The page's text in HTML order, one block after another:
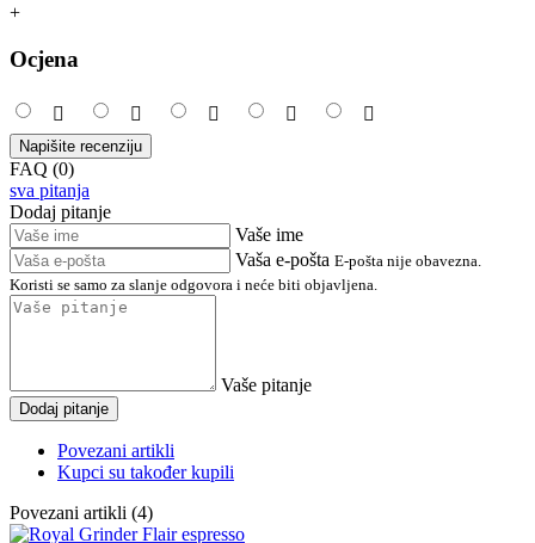
+
Ocjena
Napišite recenziju
FAQ (0)
sva pitanja
Dodaj pitanje
Vaše ime
Vaša e-pošta E-pošta nije obavezna.
Koristi se samo za slanje odgovora i neće biti objavljena.
Vaše pitanje
Dodaj pitanje
Povezani artikli
Kupci su također kupili
Povezani artikli (4)